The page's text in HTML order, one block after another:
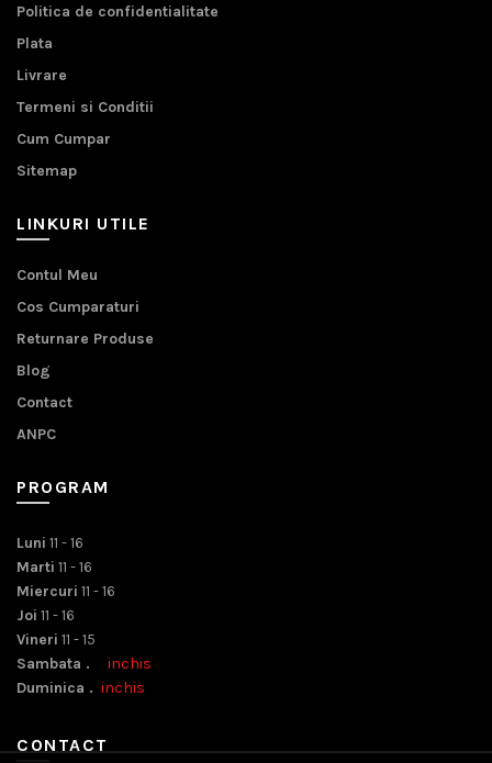
Politica de confidentialitate
Plata
Livrare
Termeni si Conditii
Cum Cumpar
Sitemap
LINKURI UTILE
Contul Meu
Cos Cumparaturi
Returnare Produse
Blog
Contact
ANPC
PROGRAM
Luni 11 - 16
Marti 11 - 16
Miercuri 11 - 16
Joi 11 - 16
Vineri 11 - 15
Sambata . inchis
Duminica . inchis
CONTACT